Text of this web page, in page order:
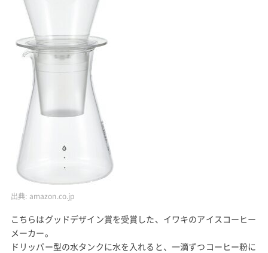
出典: amazon.co.jp
こちらはグッドデザイン賞を受賞した、イワキのアイスコーヒー
メーカー。
ドリッパー型の水タンクに水を入れると、一滴ずつコーヒー粉に